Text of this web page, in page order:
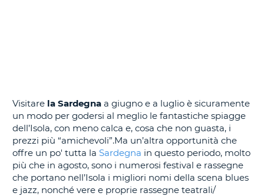
Visitare la Sardegna a giugno e a luglio è sicuramente
un modo per godersi al meglio le fantastiche spiagge
dell’Isola, con meno calca e, cosa che non guasta, i
prezzi più “amichevoli”.Ma un’altra opportunità che
offre un po' tutta la Sardegna in questo periodo, molto
più che in agosto, sono i numerosi festival e rassegne
che portano nell’Isola i migliori nomi della scena blues
e jazz, nonché vere e proprie rassegne teatrali/